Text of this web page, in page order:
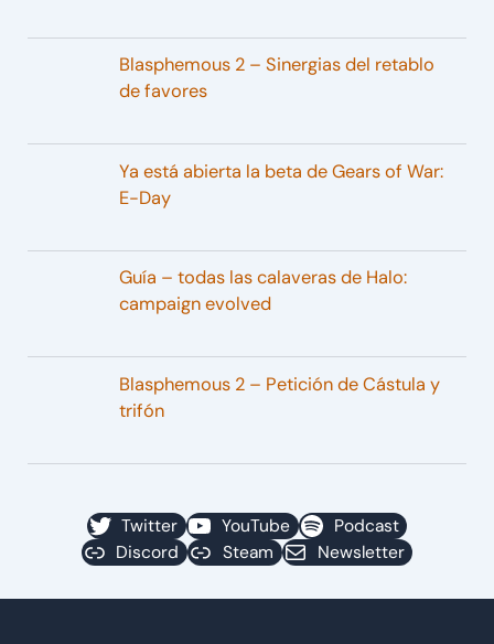
Blasphemous 2 – Sinergias del retablo
de favores
Ya está abierta la beta de Gears of War:
E-Day
Guía – todas las calaveras de Halo:
campaign evolved
Blasphemous 2 – Petición de Cástula y
trifón
Twitter YouTube
Podcast
Discord
Steam Newsletter